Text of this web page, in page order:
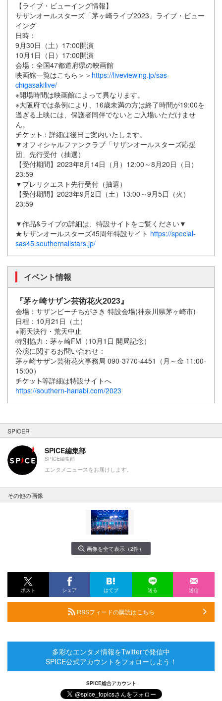
【ライブ・ビューイング情報】
サザンオールスターズ「茅ヶ崎ライブ2023」ライブ・ビュー
イング
日時：
9月30日（土）17:00開演
10月1日（日）17:00開演
会場：全国47都道府県の映画館
映画館一覧はこちら＞＞ https://liveviewing.jp/sas-
chigasakilive/
※開場時間は映画館によって異なります。
※大阪府では条例により、16歳未満の方は終了時間が19:00を
過ぎる上映には、保護者同伴でないとご入場いただけませ
ん。
：詳細は後日ご案内いたします。
▼オフィシャルファンクラブ「サザンオールスターズ応援
団」先行受付（抽選）
【受付期間】2023年8月14日（月）12:00～8月20日（日）
23:59
▼プレリクエスト先行受付（抽選）
【受付期間】2023年9月2日（土）13:00～9月5日（火）
23:59
▼作品&ライブの詳細は、特設サイトをご覧ください▼
★サザンオールスターズ45周年特設サイト https://special-
sas45.southernallstars.jp/
イベント情報
『茅ヶ崎サザン芸術花火2023』
会場：サザンビーチちがさき 特設会場(神奈川県茅ヶ崎市)
日程：10月21日（土）
※雨天決行・荒天中止
特別協力：茅ヶ崎FM（10月1日 開局記念）
公演に関するお問い合わせ：
茅ヶ崎サザン芸術花火事務局 090-3770-4451（月～金 11:00-
15:00）
等詳細は特設サイトへ
https://southern-hanabi.com/2023
SPICER
SPICE編集部
SPICE編集部
エンタメニュースをお届けします。
その他の画像
画像を全て表示（2件）
ポスト シェア はてブ 送る 送信
RSSフィードの購読はこちら
多彩なエンタメ情報をTwitterで発信中
SPICE公式アカウントをフォローしよう！
SPICE総合アカウント